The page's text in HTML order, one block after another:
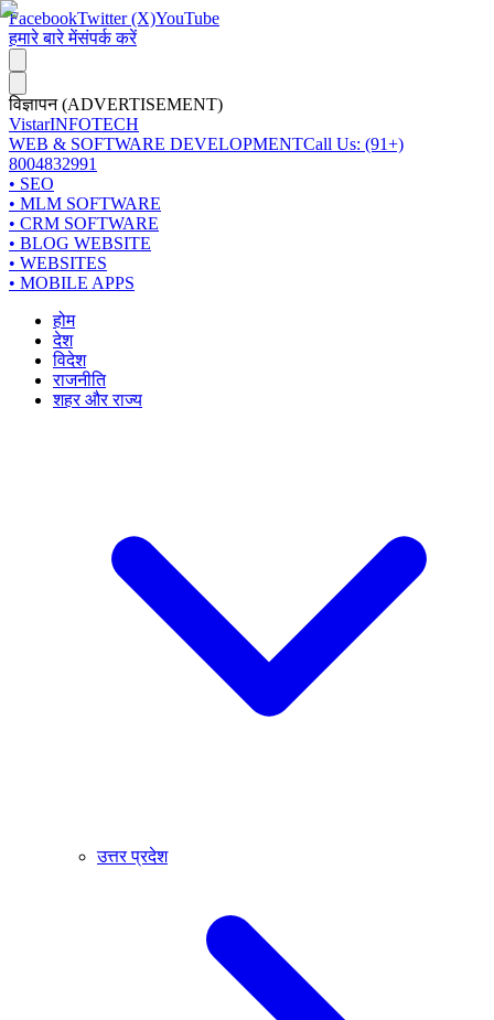
FacebookTwitter (X)YouTube
हमारे बारे मेंसंपर्क करें
विज्ञापन (ADVERTISEMENT)
VistarINFOTECH
WEB & SOFTWARE DEVELOPMENTCall Us: (91+)
8004832991
• SEO
• MLM SOFTWARE
• CRM SOFTWARE
• BLOG WEBSITE
• WEBSITES
• MOBILE APPS
होम
देश
विदेश
राजनीति
शहर और राज्य
उत्तर प्रदेश